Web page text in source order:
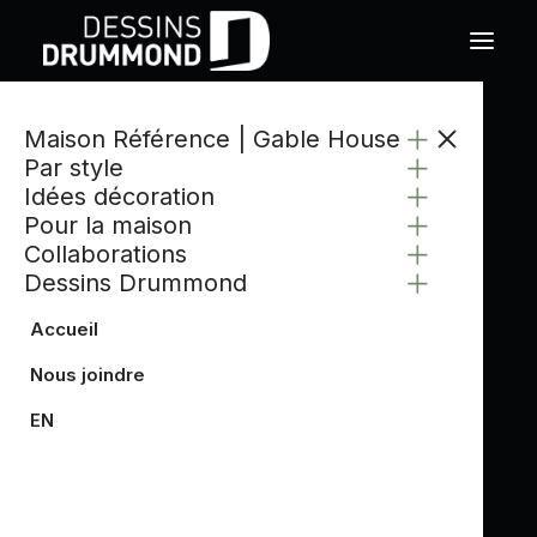
Maison Référence | Gable House
Par style
Idées décoration
Pour la maison
Collaborations
Dessins Drummond
Accueil
Nous joindre
EN